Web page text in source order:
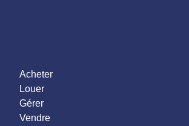
Acheter
Louer
Gérer
Vendre